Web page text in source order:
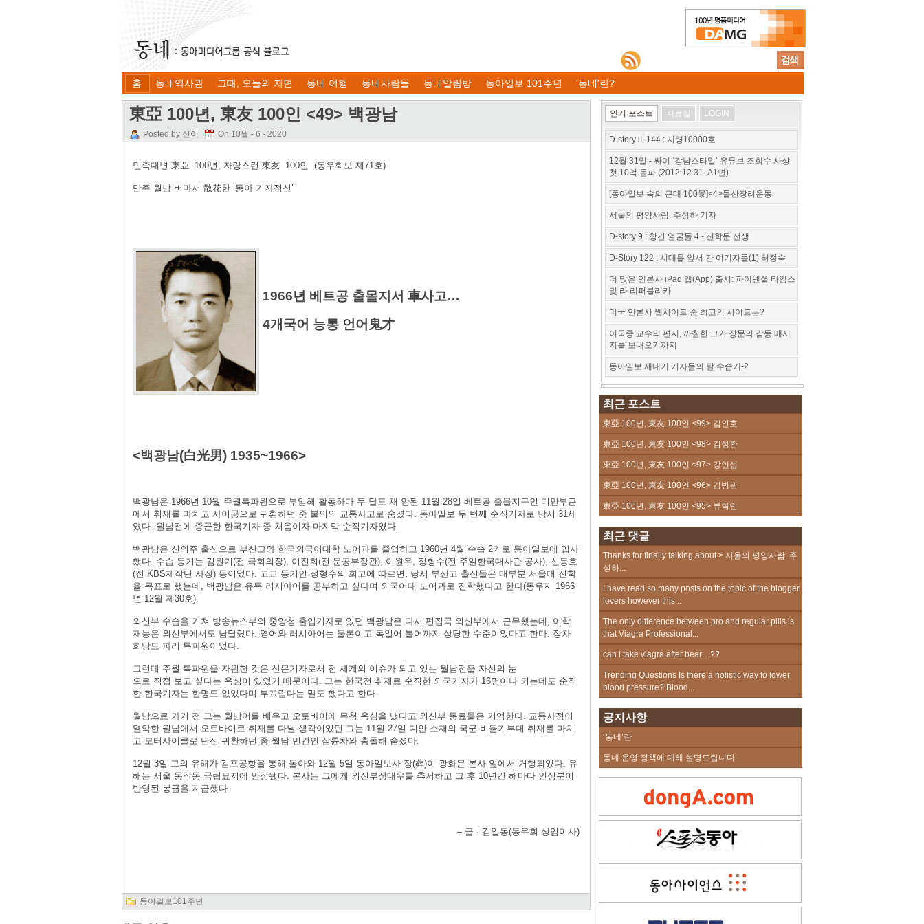
홈 동네역사관 그때, 오늘의 지면 동네 여행 동네사람들 동네알림방 동아일보 101주년 '동네'란?
東亞 100년, 東友 100인 <49> 백광남
Posted by 신이 On 10월 - 6 - 2020
민족대변 東亞 100년, 자랑스런 東友 100인 (동우회보 제71호)
만주 월남 버마서 散花한 ‘동아 기자정신’
1966년 베트공 출몰지서 車사고…
4개국어 능통 언어鬼才
<백광남(白光男) 1935~1966>
백광남은 1966년 10월 주월특파원으로 부임해 활동하다 두 달도 채 안된 11월 28일 베트콩 출몰지구인 디안부근
에서 취재를 마치고 사이공으로 귀환하던 중 불의의 교통사고로 숨졌다. 동아일보 두 번째 순직기자로 당시 31세
였다. 월남전에 종군한 한국기자 중 처음이자 마지막 순직기자였다.
백광남은 신의주 출신으로 부산고와 한국외국어대학 노어과를 졸업하고 1960년 4월 수습 2기로 동아일보에 입사
했다. 수습 동기는 김원기(전 국회의장), 이진희(전 문공부장관), 이원우, 정형수(전 주일한국대사관 공사), 신동호
(전 KBS제작단 사장) 등이었다. 고교 동기인 정형수의 회고에 따르면, 당시 부산고 출신들은 대부분 서울대 진학
을 목표로 했는데, 백광남은 유독 러시아어를 공부하고 싶다며 외국어대 노어과로 진학했다고 한다(동우지 1966
년 12월 제30호).
외신부 수습을 거쳐 방송뉴스부의 중앙청 출입기자로 있던 백광남은 다시 편집국 외신부에서 근무했는데, 어학
재능은 외신부에서도 남달랐다. 영어와 러시아어는 물론이고 독일어 불어까지 상당한 수준이었다고 한다. 장차
희망도 파리 특파원이었다.
그런데 주월 특파원을 자원한 것은 신문기자로서 전 세계의 이슈가 되고 있는 월남전을 자신의 눈
으로 직접 보고 싶다는 욕심이 있었기 때문이다. 그는 한국전 취재로 순직한 외국기자가 16명이나 되는데도 순직
한 한국기자는 한명도 없었다며 부끄럽다는 말도 했다고 한다.
월남으로 가기 전 그는 월남어를 배우고 오토바이에 무척 욕심을 냈다고 외신부 동료들은 기억한다. 교통사정이
열악한 월남에서 오토바이로 취재를 다닐 생각이었던 그는 11월 27일 디안 소재의 국군 비둘기부대 취재를 마치
고 모터사이클로 단신 귀환하던 중 월남 민간인 삼륜차와 충돌해 숨졌다.
12월 3일 그의 유해가 김포공항을 통해 돌아와 12월 5일 동아일보사 장(葬)이 광화문 본사 앞에서 거행되었다. 유
해는 서울 동작동 국립묘지에 안장됐다. 본사는 그에게 외신부장대우를 추서하고 그 후 10년간 해마다 인상분이
반영된 봉급을 지급했다.
– 글 · 김일동(동우회 상임이사)
동아일보101주년
인기 포스트 자료실 LOGIN
D-storyⅡ 144 : 지령10000호
12월 31일 - 싸이 ‘강남스타일’ 유튜브 조회수 사상
첫 10억 돌파 (2012.12.31. A1면)
[동아일보 속의 근대 100景]<4>물산장려운동
서울의 평양사람, 주성하 기자
D-story 9 : 창간 얼굴들 4 - 진학문 선생
D-Story 122 : 시대를 앞서 간 여기자들(1) 허정숙
더 많은 언론사 iPad 앱(App) 출시: 파이넨셜 타임스
및 라 리퍼블리카
미국 언론사 웹사이트 중 최고의 사이트는?
이국종 교수의 편지, 까칠한 그가 장문의 감동 메시
지를 보내오기까지
동아일보 새내기 기자들의 탈 수습기-2
최근 포스트
東亞 100년, 東友 100인 <99> 김인호
東亞 100년, 東友 100인 <98> 김성환
東亞 100년, 東友 100인 <97> 강인섭
東亞 100년, 東友 100인 <96> 김병관
東亞 100년, 東友 100인 <95> 류혁인
최근 댓글
Thanks for finally talking about > 서울의 평양사람, 주
성하...
I have read so many posts on the topic of the blogger
lovers however this...
The only difference between pro and regular pills is
that Viagra Professional...
can i take viagra after bear…??
Trending Questions Is there a holistic way to lower
blood pressure? Blood...
공지사항
‘동네’란
동네 운영 정책에 대해 설명드립니다